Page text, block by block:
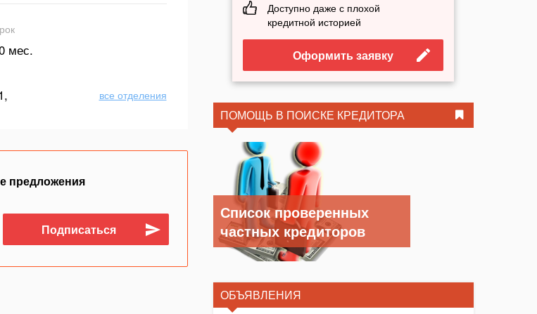
мес.
все отделения
предложения
Доступно даже с плохой
кредитной историей
Оформить заявку
ПОМОЩЬ В ПОИСКЕ КРЕДИТОРА
Список проверенных
частных кредиторов
ОБЪЯВЛЕНИЯ